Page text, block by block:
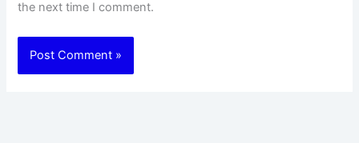
the next time I comment.